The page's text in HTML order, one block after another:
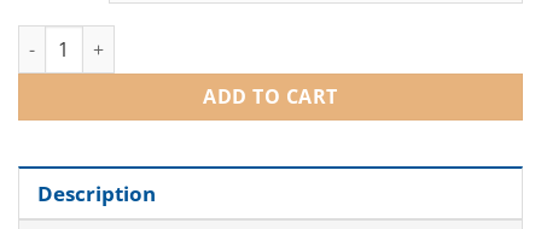
Md:Complex Anti-Pollution Skin Protect Shield
ADD TO CART
Description